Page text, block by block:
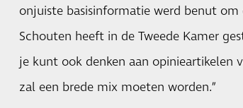
onjuiste basisinformatie werd benut
Schouten heeft in de Tweede Kamer
je kunt ook denken aan
zal een brede mix moeten worden.”